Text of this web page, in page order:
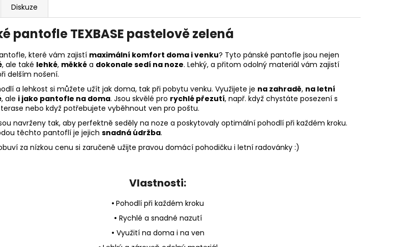
Diskuze
pantofle TEXBASE pastelově zelená
které vám zajistí maximální komfort doma i venku? Tyto pánské pantofle jsou nejen
, ale také lehké, měkké a dokonale sedí na noze. Lehký, a přitom odolný materiál vám zajistí
delším nošení.
a lehkost si můžete užít jak doma, tak při pobytu venku. Využijete je na zahradě, na letní
, ale i jako pantofle na doma. Jsou skvělé pro rychlé přezutí, např. když chystáte posezení s
nebo když potřebujete vyběhnout ven pro poštu.
navrženy tak, aby perfektně seděly na noze a poskytovaly optimální pohodlí při každém kroku.
těchto pantoflí je jejich snadná údržba.
za nízkou cenu si zaručeně užijte pravou domácí pohodičku i letní radovánky :)
Vlastnosti:
• Pohodlí při každém kroku
• Rychlé a snadné nazutí
• Využití na doma i na ven